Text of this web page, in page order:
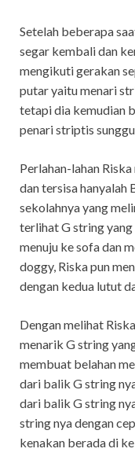
Setelah beberapa
segar kembali dan
mengikuti gerakan
putar yaitu menari
tetapi dia kemudian
penari striptis
Perlahan-lahan
dan tersisa hanyalah
sekolahnya yang
terlihat G string yang
menuju ke sofa dan
doggy, Riska pun
dengan kedua lutut
Dengan melihat
menarik G string
membuat belahan
dari balik G string
dari balik G string
string nya dengan
kenakan berada di